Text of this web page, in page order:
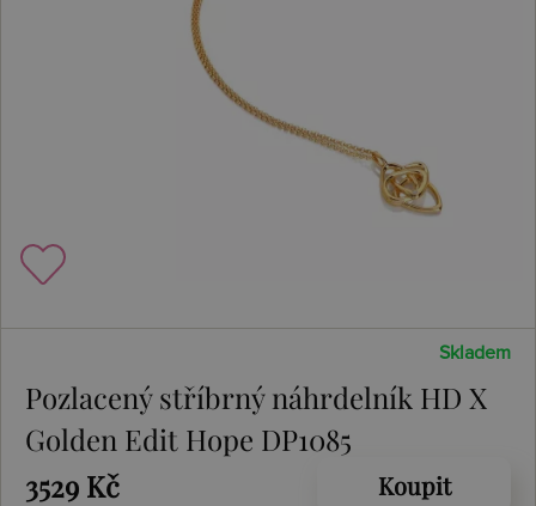
Skladem
Pozlacený stříbrný náhrdelník HD X
Golden Edit Hope DP1085
3529 Kč
Koupit